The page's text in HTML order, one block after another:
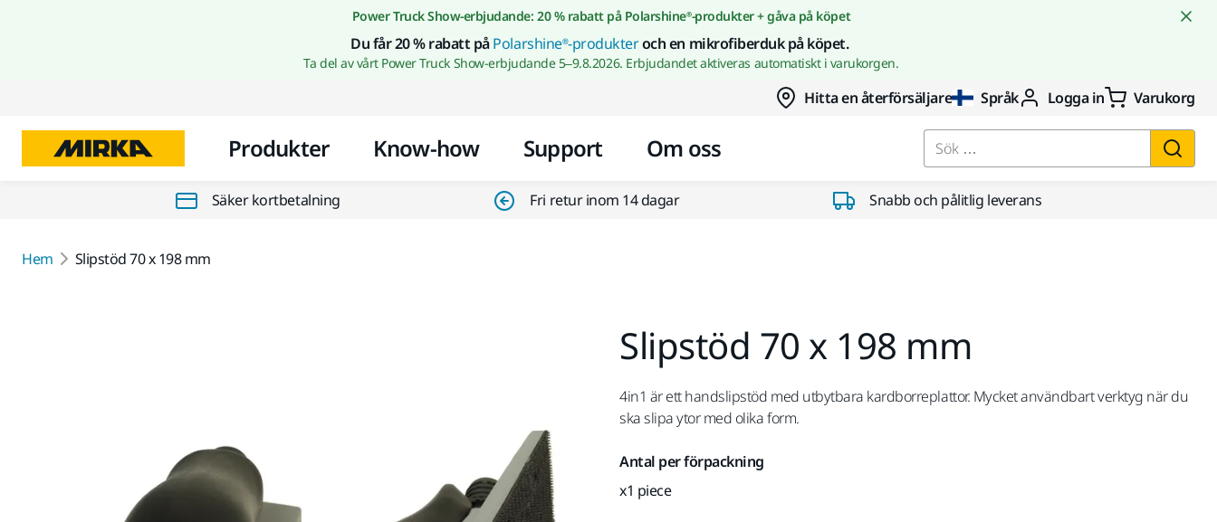
Gå till innehållet
Power Truck Show-erbjudande: 20 % rabatt på Polarshine®-produkter + gåva på köpet
Du får 20 % rabatt påPolarshine®-produkteroch en mikrofiberduk på köpet.
Ta del av vårt Power Truck Show-erbjudande 5–9.8.2026. Erbjudandet aktiveras automatiskt i varukorgen.
Hitta en återförsäljare Språk Logga in Varukorg
Produkter Know-how Support Om oss Sök …
Säker kortbetalning Fri retur inom 14 dagar Snabb och pålitlig leverans
Hem Slipstöd 70 x 198 mm
Slipstöd 70 x 198 mm
4in1 är ett handslipstöd med utbytbara kardborreplattor. Mycket användbart verktyg när du
ska slipa ytor med olika form.
Antal per förpackning
x1 piece